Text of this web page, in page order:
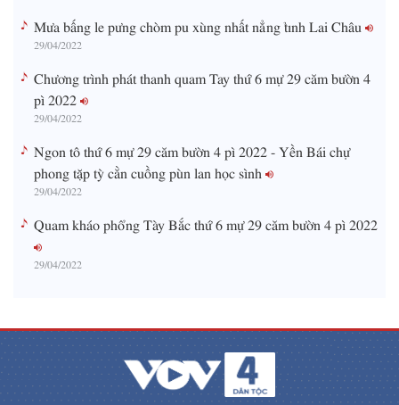
Mưa bấng le pưng chòm pu xùng nhất nẳng tỉnh Lai Châu
29/04/2022
Chương trình phát thanh quam Tay thứ 6 mự 29 căm bườn 4
pì 2022
29/04/2022
Ngon tô thứ 6 mự 29 căm bườn 4 pì 2022 - Yền Bái chự
phong tặp tỳ cằn cuồng pùn lan học sình
29/04/2022
Quam kháo phổng Tày Bắc thứ 6 mự 29 căm bườn 4 pì 2022
29/04/2022